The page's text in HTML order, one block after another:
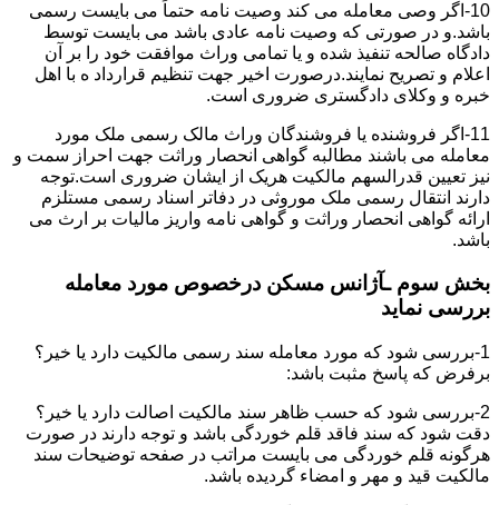
10-اگر وصی معامله می کند وصیت نامه حتماً می بایست رسمی
باشد.و در صورتی که وصیت نامه عادی باشد می بایست توسط
دادگاه صالحه تنفیذ شده و یا تمامی وراث موافقت خود را بر آن
اعلام و تصریح نمایند.درصورت اخیر جهت تنظیم قرارداد ه با اهل
خبره و وکلای دادگستری ضروری است.
11-اگر فروشنده یا فروشندگان وراث مالک رسمی ملک مورد
معامله می باشند مطالبه گواهی انحصار وراثت جهت احراز سمت و
نیز تعیین قدرالسهم مالکیت هریک از ایشان ضروری است.توجه
دارند انتقال رسمی ملک موروثی در دفاتر اسناد رسمی مستلزم
ارائه گواهی انحصار وراثت و گواهی نامه واریز مالیات بر ارث می
باشد.
بخش سوم ـآژانس مسکن درخصوص مورد معامله
بررسی نماید
1-بررسی شود که مورد معامله سند رسمی مالکیت دارد یا خیر؟
برفرض که پاسخ مثبت باشد:
2-بررسی شود که حسب ظاهر سند مالکیت اصالت دارد یا خیر؟
دقت شود که سند فاقد قلم خوردگی باشد و توجه دارند در صورت
هرگونه قلم خوردگی می بایست مراتب در صفحه توضیحات سند
مالکیت قید و مهر و امضاء گردیده باشد.